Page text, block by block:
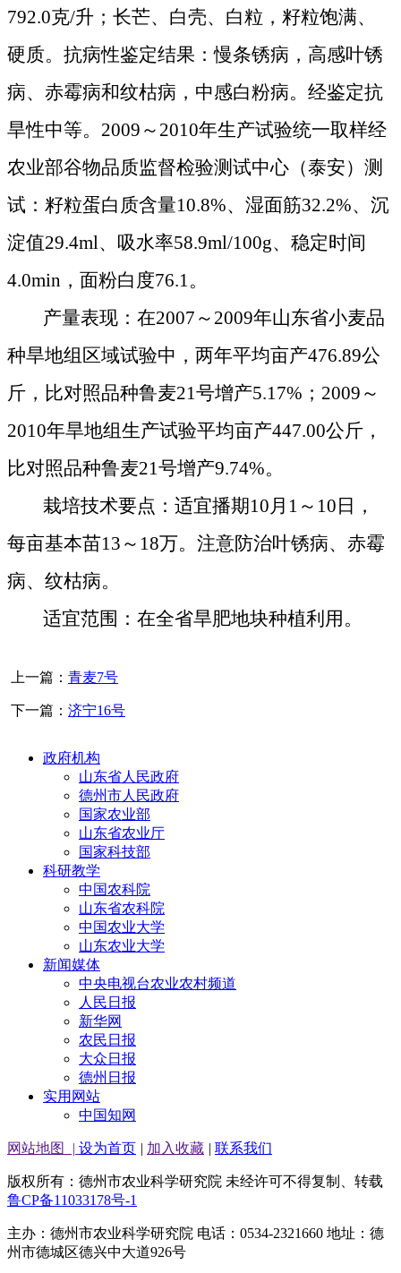
792.0克/升；长芒、白壳、白粒，籽粒饱满、
硬质。抗病性鉴定结果：慢条锈病，高感叶锈
病、赤霉病和纹枯病，中感白粉病。经鉴定抗
旱性中等。 2009 ～ 2010年生产试验统一取样经
农业部谷物品质监督检验测试中心（泰安）测
试：籽粒蛋白质含量10.8%、湿面筋32.2%、沉
淀值29.4ml、吸水率58.9ml/100g、稳定时间
4.0min ，面粉白度76.1。
产量表现：在2007 ～ 2009年山东省小麦品
种旱地组区域试验中，两年平均亩产476.89公
斤 ，比对照品种鲁麦21号增产5.17% ； 2009 ～
2010年旱地组生产试验平均亩产447.00公斤 ，
比对照品种鲁麦21号增产9.74%。
栽培技术要点：适宜播期10月 1 ～ 10 日，
每亩基本苗13 ～ 18万。注意防治叶锈病、赤霉
病、纹枯病。
适宜范围：在全省旱肥地块种植利用。
上一篇： 青麦7号
下一篇： 济宁16号
政府机构
山东省人民政府
德州市人民政府
国家农业部
山东省农业厅
国家科技部
科研教学
中国农科院
山东省农科院
中国农业大学
山东农业大学
新闻媒体
中央电视台农业农村频道
人民日报
新华网
农民日报
大众日报
德州日报
实用网站
中国知网
网站地图 | 设为首页 | 加入收藏 | 联系我们
版权所有：德州市农业科学研究院 未经许可不得复制、转载
鲁CP备11033178号-1
主办：德州市农业科学研究院 电话：0534-2321660 地址：德
州市德城区德兴中大道926号